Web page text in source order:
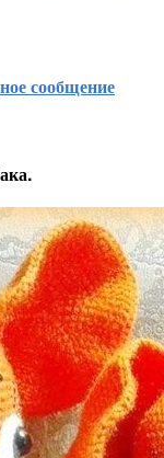
сообщение